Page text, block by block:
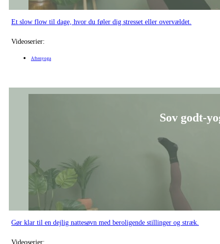
Et slow flow til dage, hvor du føler dig stresset eller overvældet.
Videoserier:
Aftenyoga
Sov godt-
Gør klar til en dejlig nattesøvn med beroligende stillinger og stræk.
Videoserier: